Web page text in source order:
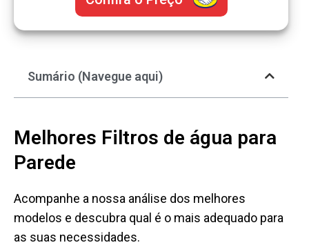
Sumário (Navegue aqui)
Melhores Filtros de água para
Parede
Acompanhe a nossa análise dos melhores
modelos e descubra qual é o mais adequado para
as suas necessidades.